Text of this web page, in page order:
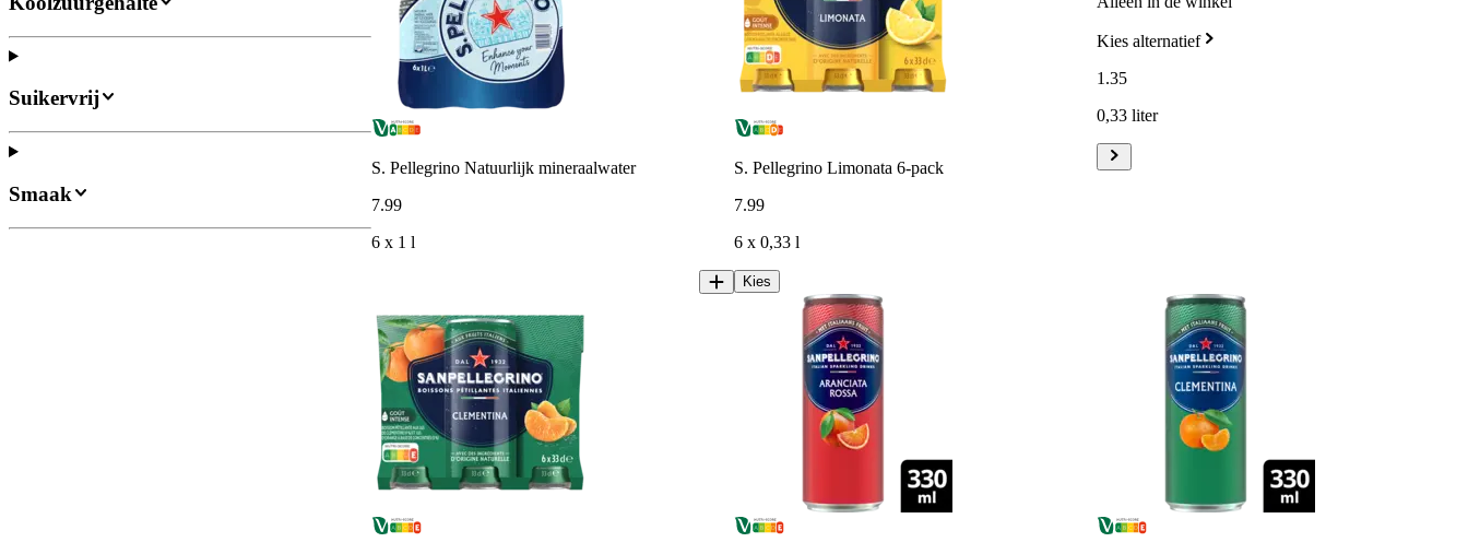
Suikervrij
Smaak
S. Pellegrino Natuurlijk mineraalwater
7.99
6 x 1 l
S. Pellegrino Limonata 6-pack
7.99
6 x 0,33 l
Kies
Kies alternatief
1.35
0,33 liter